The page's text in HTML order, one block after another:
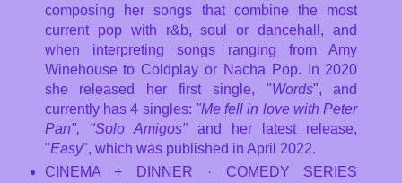
composing her songs that combine the most
current pop with r&b, soul or dancehall, and
when interpreting songs ranging from Amy
Winehouse to Coldplay or Nacha Pop. In 2020
she released her first single, "Words", and
currently has 4 singles: "Me fell in love with Peter
Pan", "Solo Amigos" and her latest release,
"Easy", which was published in April 2022.
CINEMA + DINNER · COMEDY SERIES